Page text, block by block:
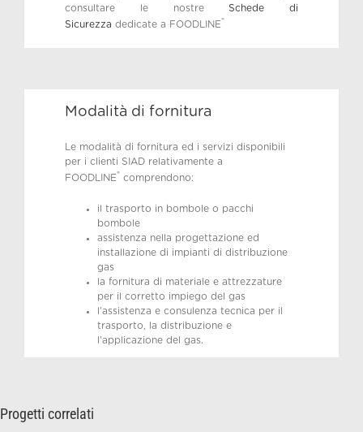
consultare le nostreSchede di
Sicurezza dedicate a FOODLINE®
Modalità di fornitura
Le modalità di fornitura ed i servizi disponibili
per i clienti SIAD relativamente a
FOODLINE® comprendono:
il trasporto in bombole o pacchi
bombole
assistenza nella progettazione ed
installazione di impianti di distribuzione
gas
la fornitura di materiale e attrezzature
per il corretto impiego del gas
l’assistenza e consulenza tecnica per il
trasporto, la distribuzione e
l’applicazione del gas.
Progetti correlati